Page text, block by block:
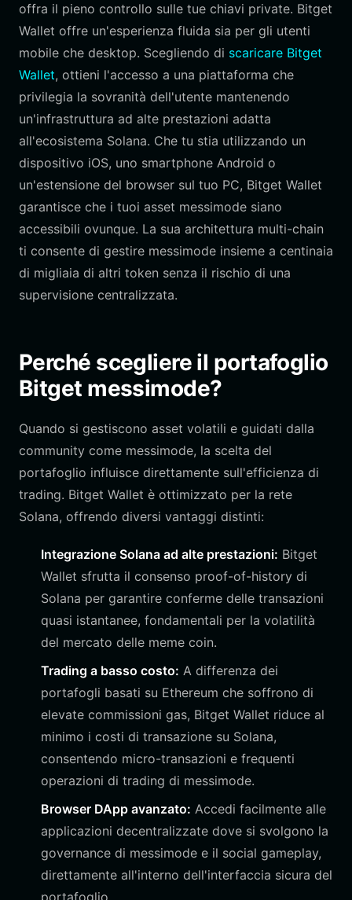
offra il pieno controllo sulle tue chiavi private. Bitget
Wallet offre un'esperienza fluida sia per gli utenti
mobile che desktop. Scegliendo di scaricare Bitget
Wallet, ottieni l'accesso a una piattaforma che
privilegia la sovranità dell'utente mantenendo
un'infrastruttura ad alte prestazioni adatta
all'ecosistema Solana. Che tu stia utilizzando un
dispositivo iOS, uno smartphone Android o
un'estensione del browser sul tuo PC, Bitget Wallet
garantisce che i tuoi asset messimode siano
accessibili ovunque. La sua architettura multi-chain
ti consente di gestire messimode insieme a centinaia
di migliaia di altri token senza il rischio di una
supervisione centralizzata.
Perché scegliere il portafoglio
Bitget messimode?
Quando si gestiscono asset volatili e guidati dalla
community come messimode, la scelta del
portafoglio influisce direttamente sull'efficienza di
trading. Bitget Wallet è ottimizzato per la rete
Solana, offrendo diversi vantaggi distinti:
Integrazione Solana ad alte prestazioni: Bitget
Wallet sfrutta il consenso proof-of-history di
Solana per garantire conferme delle transazioni
quasi istantanee, fondamentali per la volatilità
del mercato delle meme coin.
Trading a basso costo: A differenza dei
portafogli basati su Ethereum che soffrono di
elevate commissioni gas, Bitget Wallet riduce al
minimo i costi di transazione su Solana,
consentendo micro-transazioni e frequenti
operazioni di trading di messimode.
Browser DApp avanzato: Accedi facilmente alle
applicazioni decentralizzate dove si svolgono la
governance di messimode e il social gameplay,
direttamente all'interno dell'interfaccia sicura del
portafoglio.